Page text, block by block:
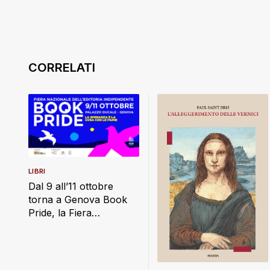
Dal 9 all’11 ottobre
torna a Genova Book
Pride, la Fiera
LIBRI